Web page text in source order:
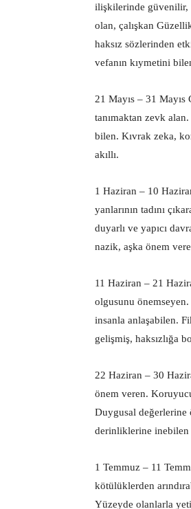
ilişkilerinde güvenilir,
olan, çalışkan
haksız sözlerinden
vefanın kıymetini
21 Mayıs – 31
tanımaktan zevk
bilen. Kıvrak zeka,
akıllı.
1 Haziran – 10
yanlarının tadını
duyarlı ve yapıcı
nazik, aşka önem
11 Haziran – 21
olgusunu
insanla anlaşabilen.
gelişmiş, haksızlığa
22 Haziran – 30
önem veren.
Duygusal değerlerine
derinliklerine inebilen
1 Temmuz – 11
kötülüklerden
Yüzeyde olanlarla